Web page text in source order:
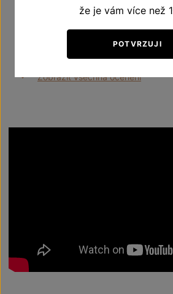
Zlatá medaile na „GRAND PRIX
Zobrazit všechna ocenění
že je vám více než
POTVRZUJI